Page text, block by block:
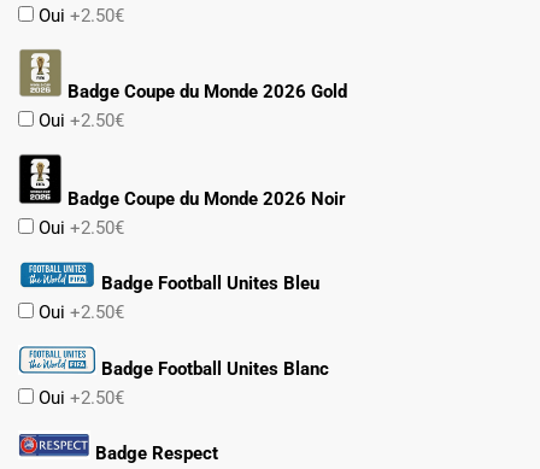
Oui +2.50€
Badge Coupe du Monde 2026 Gold
Oui +2.50€
Badge Coupe du Monde 2026 Noir
Oui +2.50€
Badge Football Unites Bleu
Oui +2.50€
Badge Football Unites Blanc
Oui +2.50€
Badge Respect